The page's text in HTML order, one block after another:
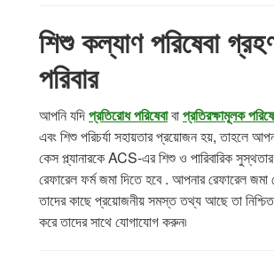
শিশু কল্যাণ পরিষেবা
পরিবার
আপনি যদিপ্রতিরোধ পরিষেবাবাপ্রতিরক্ষামূলক
এবং শিশু পরিচর্যা সহায়তার প্রয়োজন হয়, তাহলে
কেস প্ল্যানারকে ACS-এর শিশু ও পারিবারিক
রেফারেল ফর্ম জমা দিতে হবে . আপনার রেফারেল
তাদের কাছে প্রয়োজনীয় সমস্ত তথ্য আছে তা
করে তাদের সাথে যোগাযোগ করুন৷